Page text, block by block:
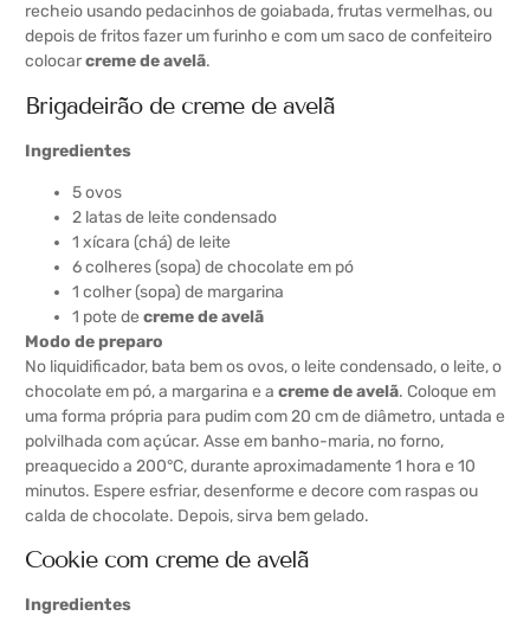
recheio usando pedacinhos de goiabada, frutas vermelhas, ou
depois de fritos fazer um furinho e com um saco de confeiteiro
colocarcreme de avelã.
Brigadeirão de creme de avelã
Ingredientes
5 ovos
2 latas de leite condensado
1 xícara (chá) de leite
6 colheres (sopa) de chocolate em pó
1 colher (sopa) de margarina
1 pote de creme de avelã
Modo de preparo
No liquidificador, bata bem os ovos, o leite condensado, o leite, o
chocolate em pó, a margarina e a creme de avelã. Coloque em
uma forma própria para pudim com 20 cm de diâmetro, untada e
polvilhada com açúcar. Asse em banho-maria, no forno,
preaquecido a 200°C, durante aproximadamente 1 hora e 10
minutos. Espere esfriar, desenforme e decore com raspas ou
calda de chocolate. Depois, sirva bem gelado.
Cookie com creme de avelã
Ingredientes